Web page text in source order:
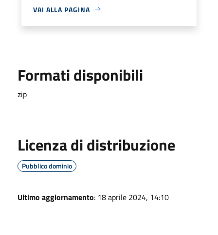
VAI ALLA PAGINA
Formati disponibili
zip
Licenza di distribuzione
Pubblico dominio
Ultimo aggiornamento: 18 aprile 2024, 14:10